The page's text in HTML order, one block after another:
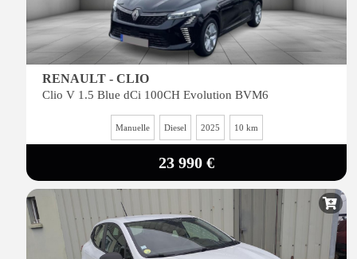
RENAULT - CLIO
Clio V 1.5 Blue dCi 100CH Evolution BVM6
Manuelle Diesel 2025 10 km
23 990 €